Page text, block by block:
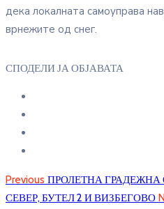
дека локалната самоуправа
врнежите од снег.
СПОДЕЛИ ЈА ОБЈАВАТА
Previous ПРОЛЕТНА
СЕВЕР, БУТЕЛ 2 И ВИЗБЕГОВО